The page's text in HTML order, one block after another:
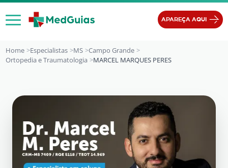
Ir para o conteúdo
APAREÇA AQUI
Home Especialistas MS
Campo Grande
Ortopedia e Traumatologia
MARCEL MARQUES PERES